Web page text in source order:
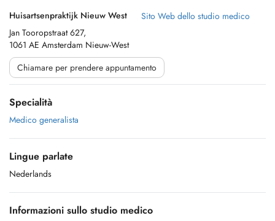
Huisartsenpraktijk Nieuw West
Jan Tooropstraat 627,
1061 AE Amsterdam Nieuw-West
Sito Web dello studio medico
Chiamare per prendere appuntamento
Specialità
Medico generalista
Lingue parlate
Nederlands
Informazioni sullo studio medico